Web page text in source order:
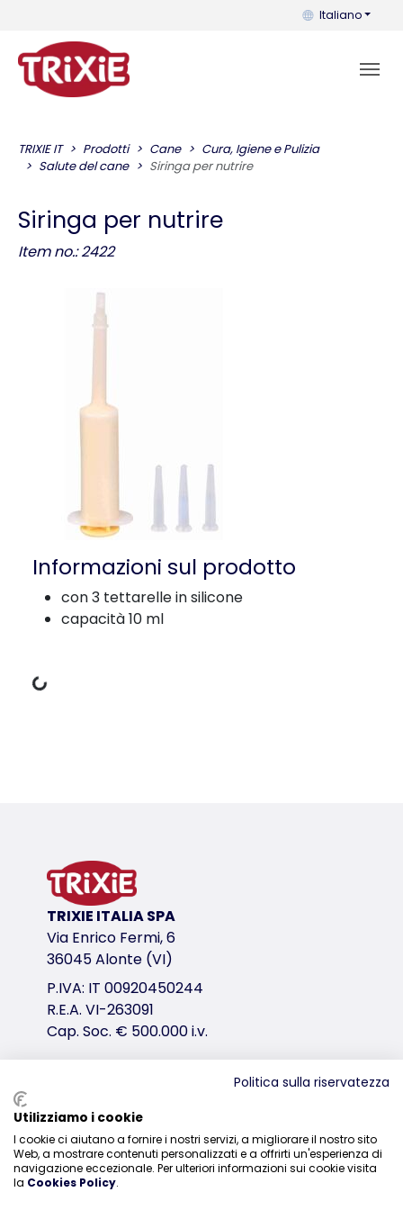
Puoi cambiare
Italiano
TRIXIE IT Prodotti Cane
Cura, Igiene e Pulizia
Salute del cane
Siringa per nutrire
Siringa per nutrire
Item no.: 2422
Informazioni sul prodotto
con 3 tettarelle in silicone
capacità 10 ml
Dati di carico
variante di prodotto
variante di prodotto: numero unico del
Misure
10 ml
TRIXIE ITALIA SPA
Via Enrico Fermi, 6
36045 Alonte (VI)
P.IVA: IT 00920450244
R.E.A. VI-263091
Cap. Soc. € 500.000 i.v.
Distribuzione
0444-835329
Politica sulla riservatezza
Utilizziamo i cookie
I cookie ci aiutano a fornire i nostri servizi, a migliorare il nostro sito
Web, a mostrare contenuti personalizzati e a offrirti un'esperienza di
navigazione eccezionale. Per ulteriori informazioni sui cookie visita
la Cookies Policy.